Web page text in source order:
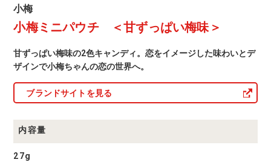
小
商
一
覧
小梅
小梅ミニパウチ ＜甘ずっぱい梅味＞
甘ずっぱい梅味の2色キャンディ。恋をイメージした味わいとデ
ザインで小梅ちゃんの恋の世界へ。
ブランドサイトを見る
内容量
27g